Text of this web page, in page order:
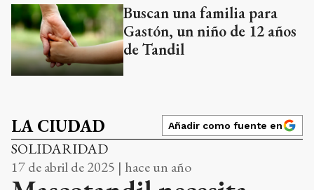
Buscan una familia para
Gastón, un niño de 12 años
de Tandil
LA CIUDAD Añadir como fuente en
SOLIDARIDAD
17 de abril de 2025 | hace un año